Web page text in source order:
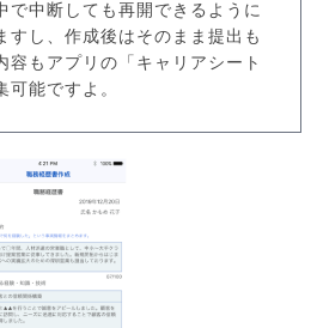
で中断しても再開できるように
すし、作成後はそのまま提出も
容もアプリの「キャリアシート
可能ですよ。